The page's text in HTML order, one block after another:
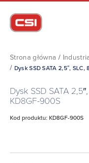
Strona główna /
/ Dysk SSD SATA 2,5″,
Dysk SSD SATA
KD8GF-900S
Kod produktu: KD8GF-900S